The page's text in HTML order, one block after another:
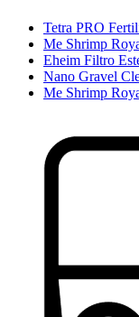
Tetra PRO
Me Shrimp
Eheim Filtro
Nano Gravel
Me Shrimp